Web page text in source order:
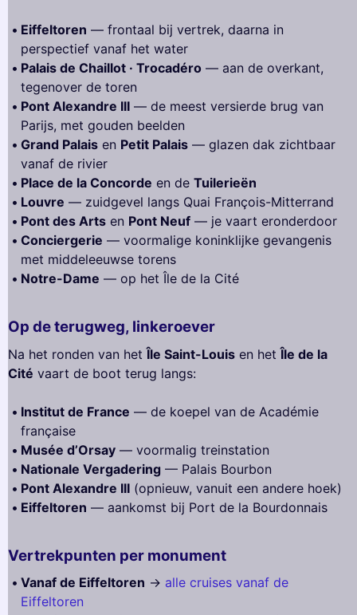
Eiffeltoren — frontaal bij vertrek, daarna in
perspectief vanaf het water
Palais de Chaillot · Trocadéro — aan de overkant,
tegenover de toren
Pont Alexandre III — de meest versierde brug van
Parijs, met gouden beelden
Grand Palais en Petit Palais — glazen dak zichtbaar
vanaf de rivier
Place de la Concorde en de Tuilerieën
Louvre — zuidgevel langs Quai François-Mitterrand
Pont des Arts en Pont Neuf — je vaart eronderdoor
Conciergerie — voormalige koninklijke gevangenis
met middeleeuwse torens
Notre-Dame — op het Île de la Cité
Op de terugweg, linkeroever
Na het ronden van hetÎle Saint-Louis en hetÎle de la
Cité vaart de boot terug langs:
Institut de France — de koepel van de Académie
française
Musée d’Orsay — voormalig treinstation
Nationale Vergadering — Palais Bourbon
Pont Alexandre III (opnieuw, vanuit een andere hoek)
Eiffeltoren — aankomst bij Port de la Bourdonnais
Vertrekpunten per monument
Vanaf de Eiffeltoren → alle cruises vanaf de
Eiffeltoren